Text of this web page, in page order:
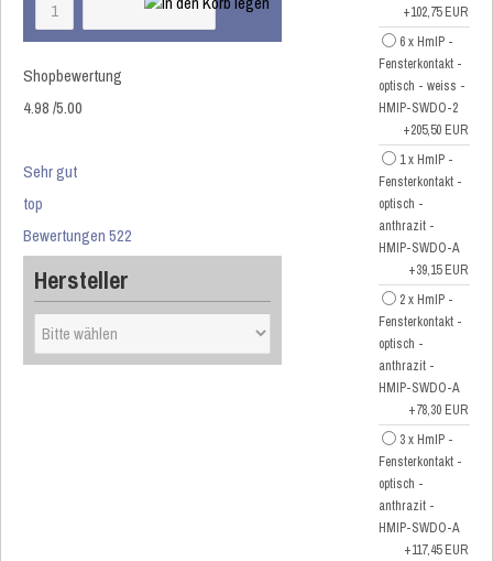
Shopbewertung
4.98/5.00
Sehr gut
top
Bewertungen 522
Hersteller
+102,75 EUR
6 x HmIP -
Fensterkontakt -
optisch - weiss -
HMIP-SWDO-2
+205,50 EUR
1 x HmIP -
Fensterkontakt -
optisch -
anthrazit -
HMIP-SWDO-A
+39,15 EUR
2 x HmIP -
Fensterkontakt -
optisch -
anthrazit -
HMIP-SWDO-A
+78,30 EUR
3 x HmIP -
Fensterkontakt -
optisch -
anthrazit -
HMIP-SWDO-A
+117,45 EUR